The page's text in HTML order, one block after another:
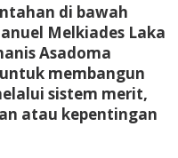
di bawah
Melkiades Laka
Asadoma
membangun
sistem merit,
atau kepentingan